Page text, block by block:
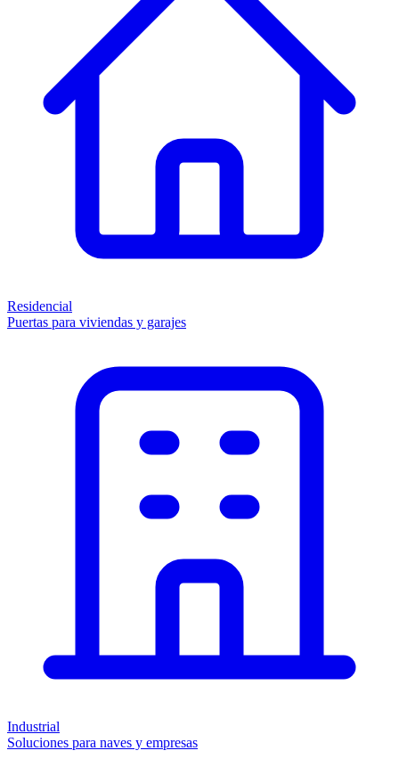
Residencial
Puertas para viviendas y garajes
Industrial
Soluciones para naves y empresas